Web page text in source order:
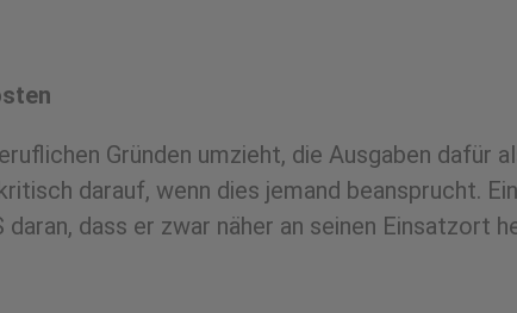
Gründen umzieht, die Ausgaben dafür
darauf, wenn dies jemand beansprucht.
dass er zwar näher an seinen Einsatzort